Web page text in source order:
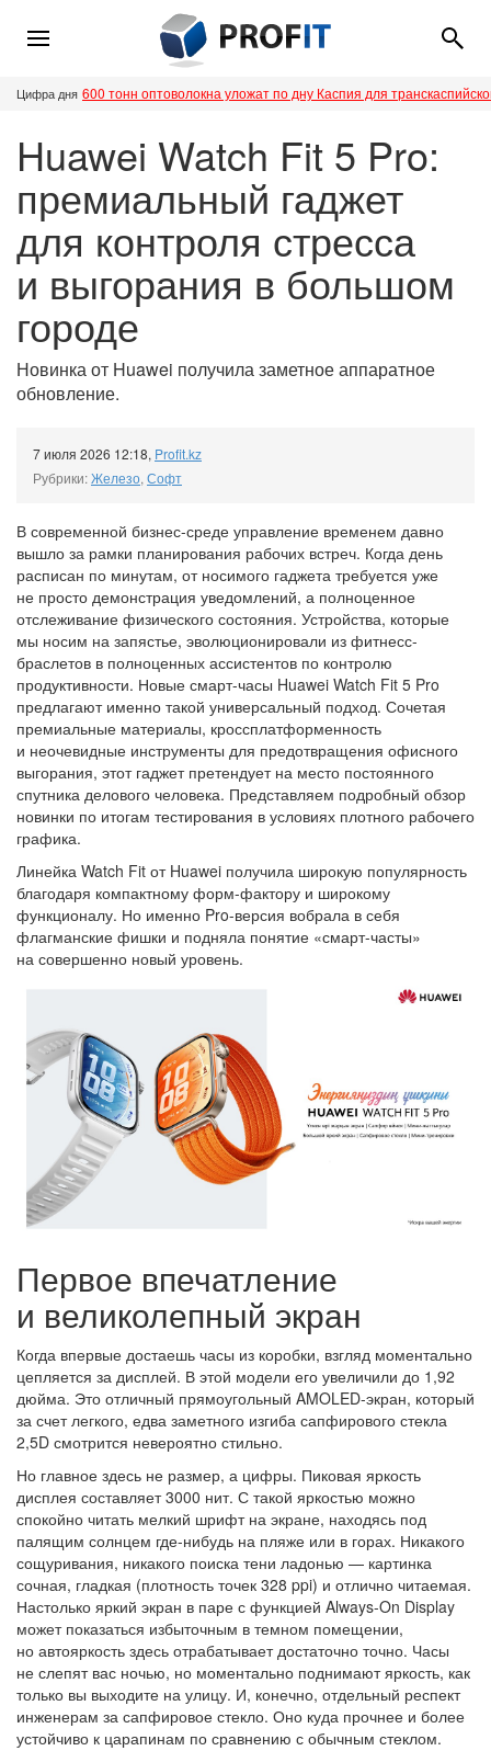
Цифра дня 600 тонн оптоволокна уложат по дну Каспия для
Huawei Watch Fit 5 Pro:
премиальный гаджет
для контроля стресса
и выгорания в большом
городе
Новинка от Huawei получила заметное аппаратное
обновление.
7 июля 2026 12:18, Profit.kz
Рубрики:Железо, Софт
В современной бизнес-среде управление временем давно
вышло за рамки планирования рабочих встреч. Когда день
расписан по минутам, от носимого гаджета требуется уже
не просто демонстрация уведомлений, а полноценное
отслеживание физического состояния. Устройства, которые
мы носим на запястье, эволюционировали из фитнесс-
браслетов в полноценных ассистентов по контролю
продуктивности. Новые смарт-часы Huawei Watch Fit 5 Pro
предлагают именно такой универсальный подход. Сочетая
премиальные материалы, кроссплатформенность
и неочевидные инструменты для предотвращения офисного
выгорания, этот гаджет претендует на место постоянного
спутника делового человека. Представляем подробный обзор
новинки по итогам тестирования в условиях плотного рабочего
графика.
Линейка Watch Fit от Huawei получила широкую популярность
благодаря компактному форм-фактору и широкому
функционалу. Но именно Pro-версия вобрала в себя
флагманские фишки и подняла понятие «смарт-часты»
на совершенно новый уровень.
Первое впечатление
и великолепный экран
Когда впервые достаешь часы из коробки, взгляд моментально
цепляется за дисплей. В этой модели его увеличили до 1,92
дюйма. Это отличный прямоугольный AMOLED-экран, который
за счет легкого, едва заметного изгиба сапфирового стекла
2,5D смотрится невероятно стильно.
Но главное здесь не размер, а цифры. Пиковая яркость
дисплея составляет 3000 нит. С такой яркостью можно
спокойно читать мелкий шрифт на экране, находясь под
палящим солнцем где-нибудь на пляже или в горах. Никакого
сощуривания, никакого поиска тени ладонью — картинка
сочная, гладкая (плотность точек 328 ppi) и отлично читаемая.
Настолько яркий экран в паре с функцией Always-On Display
может показаться избыточным в темном помещении,
но автояркость здесь отрабатывает достаточно точно. Часы
не слепят вас ночью, но моментально поднимают яркость, как
только вы выходите на улицу. И, конечно, отдельный респект
инженерам за сапфировое стекло. Оно куда прочнее и более
устойчиво к царапинам по сравнению с обычным стеклом.